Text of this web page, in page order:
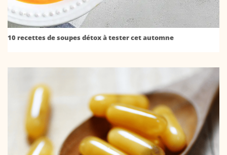
10 recettes de soupes détox à tester cet automne